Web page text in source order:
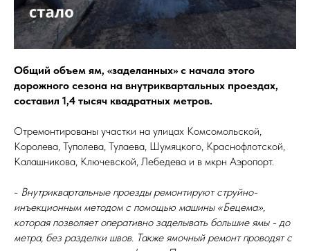
Общий объем ям, «заделанных» с начала этого
дорожного сезона на внутриквартальных проездах,
составил 1,4 тысяч квадратных метров.
Отремонтированы участки на улицах Комсомольской,
Королева, Туполева, Тулаева, Шумяцкого, Краснофлотской,
Калашникова, Ключевской, Лебедева и в мкрн Аэропорт.
- Внутриквартальные проезды ремонтируют струйно-
инъекционным методом с помощью машины «Бецема»,
которая позволяет оперативно заделывать большие ямы - до
метра, без разделки швов. Также ямочный ремонт проводят с